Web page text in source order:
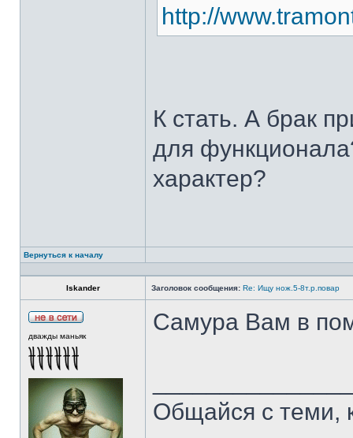
http://
К стать. А брак
для
характер?
Вернуться к началу
Iskander Заголовок сообщения: Re: Ищу нож.5-8т.р.повар
дважды маньяк
Самура Вам в
Общайся с теми,